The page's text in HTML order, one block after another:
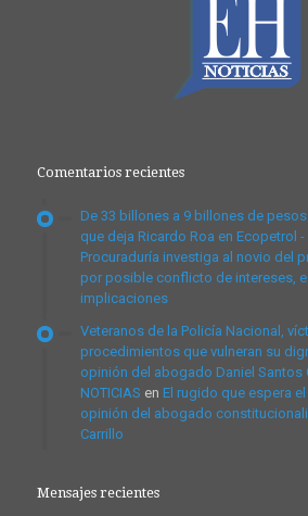
Comentarios recientes
De 33 billones a 9 billones de
que deja Ricardo Roa en Ecopetrol -
Procuraduría investiga al novio del
por posible conflicto de intereses,
implicaciones
Veteranos de la Policía Nacional,
procedimientos que vulneran su
opinión del abogado Daniel Santos
NOTICIAS en El rugido que espera
opinión del abogado
Carrillo
Mensajes recientes